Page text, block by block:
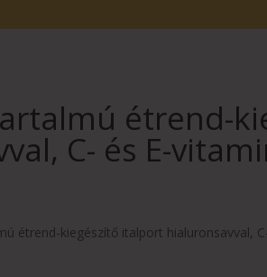
étrend-
C- és E-
étrend-kiegészítő italport hialuronsavval,